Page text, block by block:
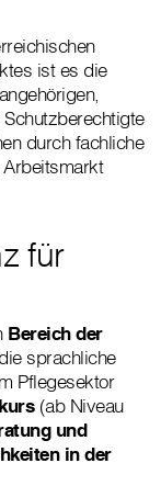
ist es die
durch fachliche
für
Bereich der
sprachliche
Pflegesektor
(ab Niveau
und
in der